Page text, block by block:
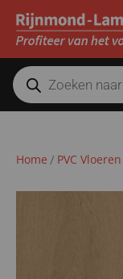
Home / PVC Vloeren